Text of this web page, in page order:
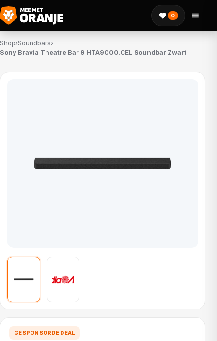
0
Shop›Soundbars›
Sony Bravia Theatre Bar 9 HTA9000.CEL Soundbar Zwart
GESPONSORDE DEAL